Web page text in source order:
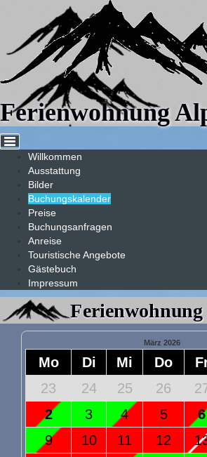
Ferienwohnung
Willkommen
Ausstattung
Bilder
Buchungskalender
Preise
Buchungsanfragen
Anreise
Touristische Angebote
Gästebuch
Impressum
März 2026
Mo Di Mi Do
23
24 25 26
2
3 4 5 6
9
10 11 12
Cookie-Einstellungen